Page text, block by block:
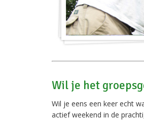
Wil je het
Wil je eens een keer echt
actief weekend in de